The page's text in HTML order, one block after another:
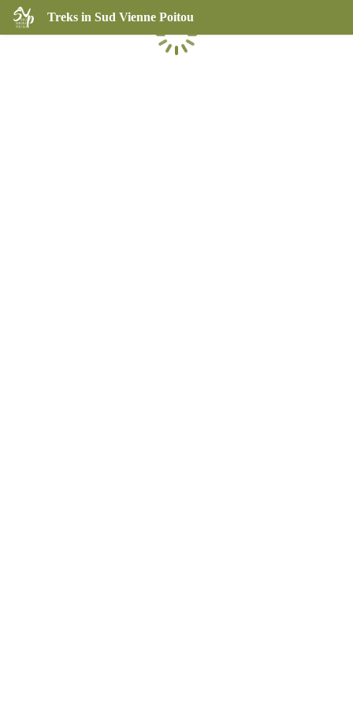
Treks in Sud Vienne Poitou
Loading